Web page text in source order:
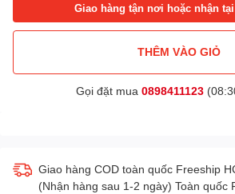
Giao hàng tận nơi hoặc nhận
THÊM VÀO GIỎ
Gọi đặt mua 0898411123
Giao hàng COD toàn quốc Freeship
(Nhận hàng sau 1-2 ngày) Toàn quốc